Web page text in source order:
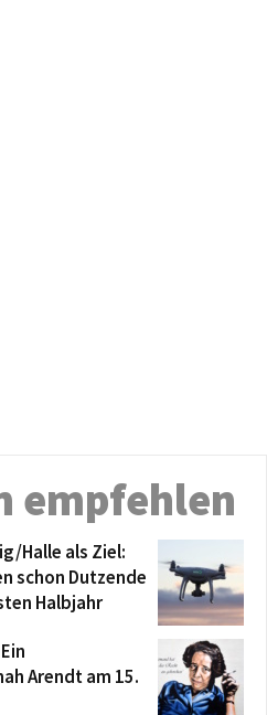
empfehlen
Halle als Ziel:
schon Dutzende
Halbjahr
Arendt am 15.